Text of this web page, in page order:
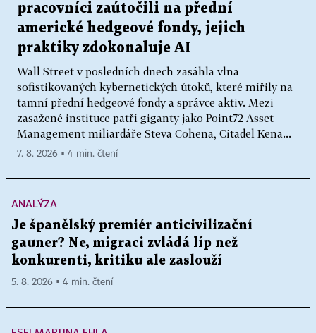
pracovníci zaútočili na přední
americké hedgeové fondy, jejich
praktiky zdokonaluje AI
Wall Street v posledních dnech zasáhla vlna
sofistikovaných kybernetických útoků, které mířily na
tamní přední hedgeové fondy a správce aktiv. Mezi
zasažené instituce patří giganty jako Point72 Asset
Management miliardáře Steva Cohena, Citadel Kena...
7. 8. 2026 ▪ 4 min. čtení
ANALÝZA
Je španělský premiér anticivilizační
gauner? Ne, migraci zvládá líp než
konkurenti, kritiku ale zaslouží
5. 8. 2026 ▪ 4 min. čtení